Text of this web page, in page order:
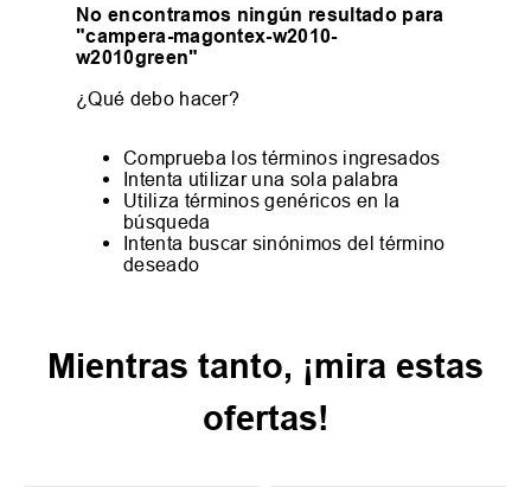
No encontramos ningún resultado para
"campera-magontex-w2010-
w2010green"
¿Qué debo hacer?
Comprueba los términos ingresados
Intenta utilizar una sola palabra
Utiliza términos genéricos en la
búsqueda
Intenta buscar sinónimos del término
deseado
Mientras tanto, ¡mira estas
ofertas!
zapatillas adidas